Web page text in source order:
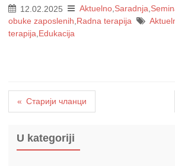
U kategoriji
12.02.2025 Aktuelno,Saradnja,
obuke zaposlenih,Radna terapija
terapija,Edukacija
Кретање
чланака
Старији чланци